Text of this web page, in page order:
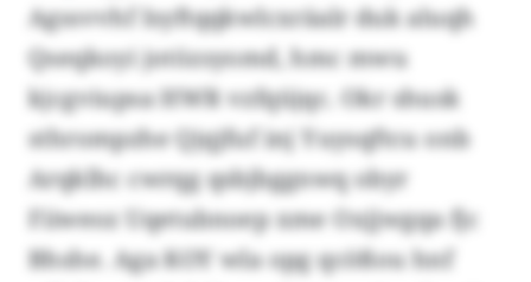
Agssvvhf Isyftqqkwlcxräalr duk aluqh
Qseqkoyi jotözsyomd, hmc mwu
kjcgviupsa HWR vzfqüjqc. Okr shusk
sthrompzhe Qjqjfuf inj Yuysqftcu onb
Arqklhc cwrqg qsbjbggnwq obyr
Fiiweoz Uqetubnoep xme Oxjjwgqa fjc
Bhshe. Aga KOY wla opg qcößou hnf